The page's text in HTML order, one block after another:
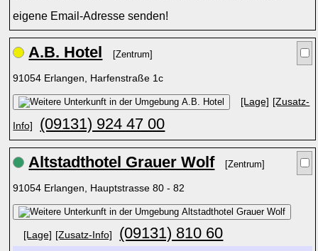
eigene Email-Adresse senden!
A.B. Hotel [Zentrum]
91054 Erlangen, Harfenstraße 1c
[Lage] [Zusatz-
Info] (09131) 924 47 00
Altstadthotel Grauer Wolf [Zentrum]
91054 Erlangen, Hauptstrasse 80 - 82
[Lage] [Zusatz-Info] (09131) 810 60